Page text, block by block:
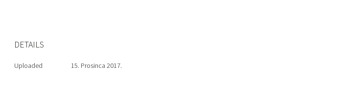
DETAILS
Uploaded 15. Prosinca 2017.